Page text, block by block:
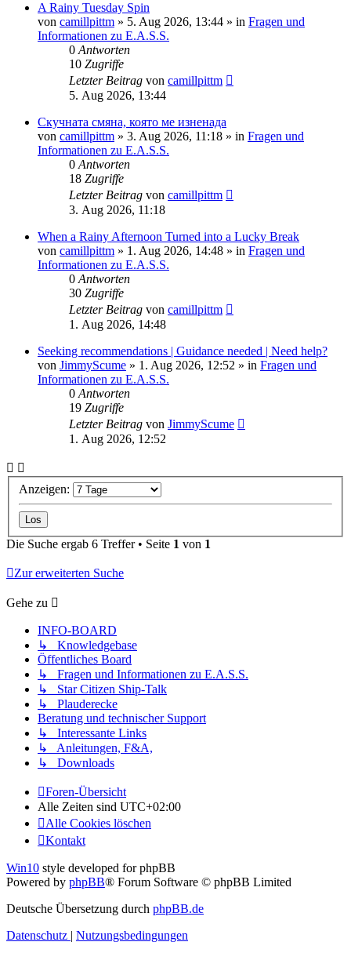
A Rainy Tuesday Spin
von camillpittm » 5. Aug 2026, 13:44 » in Fragen und
Informationen zu E.A.S.S.
0Antworten
10 Zugriffe
Letzter Beitrag von camillpittm
5. Aug 2026, 13:44
Скучната смяна, която ме изненада
von camillpittm » 3. Aug 2026, 11:18 » in Fragen und
Informationen zu E.A.S.S.
0Antworten
18 Zugriffe
Letzter Beitrag von camillpittm
3. Aug 2026, 11:18
When a Rainy Afternoon Turned into a Lucky Break
von camillpittm » 1. Aug 2026, 14:48 » in Fragen und
Informationen zu E.A.S.S.
0Antworten
30 Zugriffe
Letzter Beitrag von camillpittm
1. Aug 2026, 14:48
Seeking recommendations | Guidance needed | Need help?
von JimmyScume » 1. Aug 2026, 12:52 » in Fragen und
Informationen zu E.A.S.S.
0Antworten
19 Zugriffe
Letzter Beitrag von JimmyScume
1. Aug 2026, 12:52
Anzeigen:
Die Suche ergab 6 Treffer • Seite 1 von 1
Zur erweiterten Suche
Gehe zu
INFO-BOARD
↳ Knowledgebase
Öffentliches Board
↳ Fragen und Informationen zu E.A.S.S.
↳ Star Citizen Ship-Talk
↳ Plauderecke
Beratung und technischer Support
↳ Interessante Links
↳ Anleitungen, F&A,
↳ Downloads
Foren-Übersicht
Alle Zeiten sind UTC+02:00
Alle Cookies löschen
Kontakt
Win10 style developed for phpBB
Powered by phpBB® Forum Software © phpBB Limited
Deutsche Übersetzung durch phpBB.de
Datenschutz | Nutzungsbedingungen